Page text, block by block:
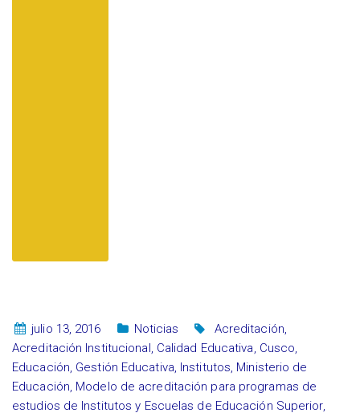
julio 13, 2016 Noticias Acreditación,
Acreditación Institucional, Calidad Educativa, Cusco,
Educación, Gestión Educativa, Institutos, Ministerio de
Educación, Modelo de acreditación para programas de
estudios de Institutos y Escuelas de Educación Superior,